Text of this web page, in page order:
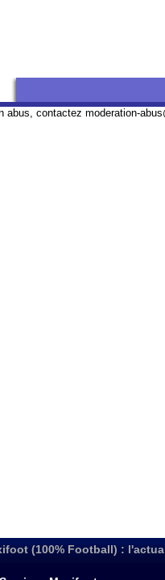
abus, contactez moderation-
(100% Football) :